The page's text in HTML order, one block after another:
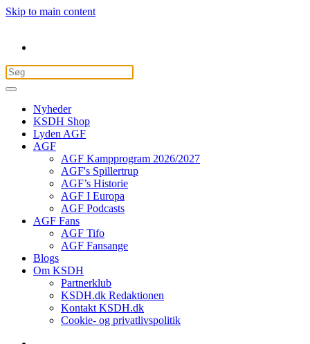
Skip to main content
Nyheder
KSDH Shop
Lyden AGF
AGF
AGF Kampprogram 2026/2027
AGF's Spillertrup
AGF’s Historie
AGF I Europa
AGF Podcasts
AGF Fans
AGF Tifo
AGF Fansange
Blogs
Om KSDH
Partnerklub
KSDH.dk Redaktionen
Kontakt KSDH.dk
Cookie- og privatlivspolitik